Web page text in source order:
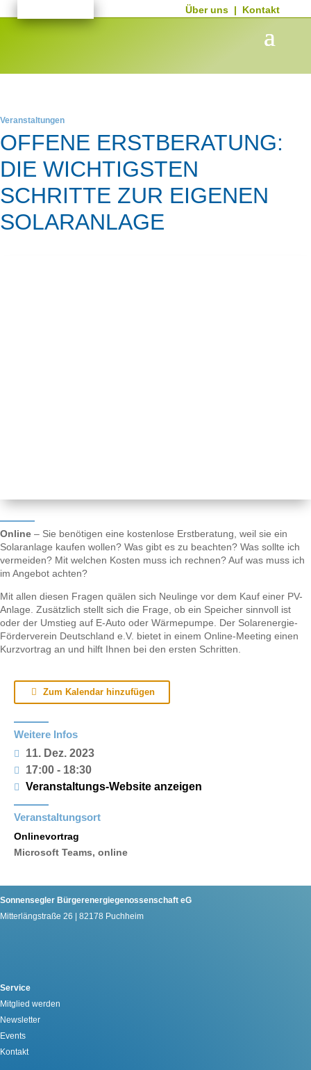
Über uns | Kontakt
Veranstaltungen
OFFENE ERSTBERATUNG:
DIE WICHTIGSTEN
SCHRITTE ZUR EIGENEN
SOLARANLAGE
Online – Sie benötigen eine kostenlose Erstberatung, weil sie ein
Solaranlage kaufen wollen? Was gibt es zu beachten? Was sollte ich
vermeiden? Mit welchen Kosten muss ich rechnen? Auf was muss ich
im Angebot achten?
Mit allen diesen Fragen quälen sich Neulinge vor dem Kauf einer PV-
Anlage. Zusätzlich stellt sich die Frage, ob ein Speicher sinnvoll ist
oder der Umstieg auf E-Auto oder Wärmepumpe. Der Solarenergie-
Förderverein Deutschland e.V. bietet in einem Online-Meeting einen
Kurzvortrag an und hilft Ihnen bei den ersten Schritten.
Zum Kalendar hinzufügen
Weitere Infos
11. Dez. 2023
17:00 - 18:30
Veranstaltungs-Website anzeigen
Veranstaltungsort
Onlinevortrag
Microsoft Teams, online
Sonnensegler Bürgerenergiegenossenschaft eG
Mitterlängstraße 26 | 82178 Puchheim
Service
Mitglied werden
Newsletter
Events
Kontakt